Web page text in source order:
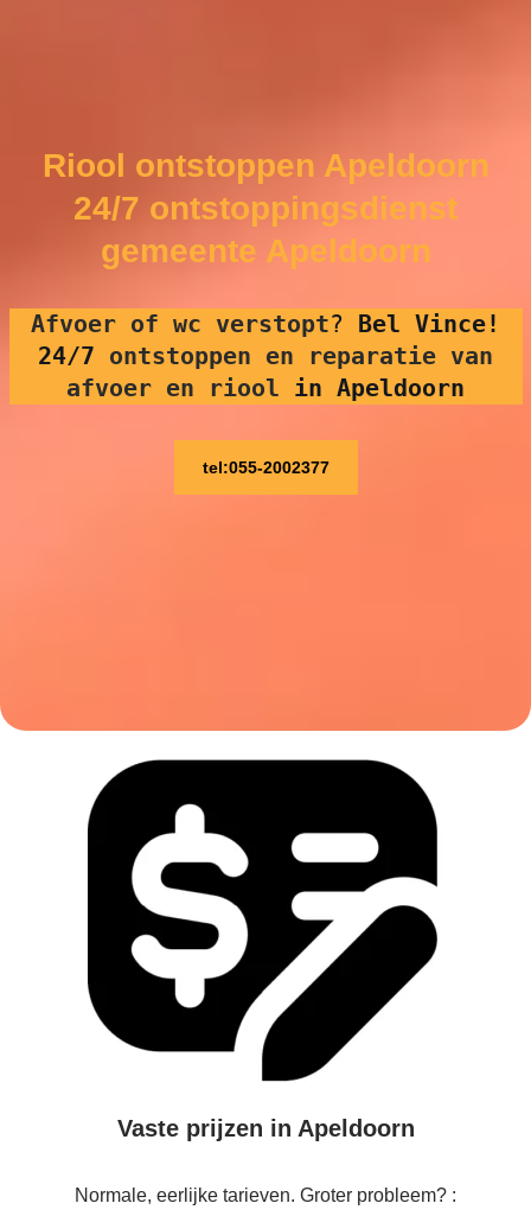
Riool ontstoppen Apeldoorn
24/7 ontstoppingsdienst
gemeente Apeldoorn
Afvoer of wc verstopt? Bel Vince!
24/7 ontstoppen en reparatie van
afvoer en riool in Apeldoorn
tel:055-2002377
Vaste prijzen in Apeldoorn
Normale, eerlijke tarieven. Groter probleem? :